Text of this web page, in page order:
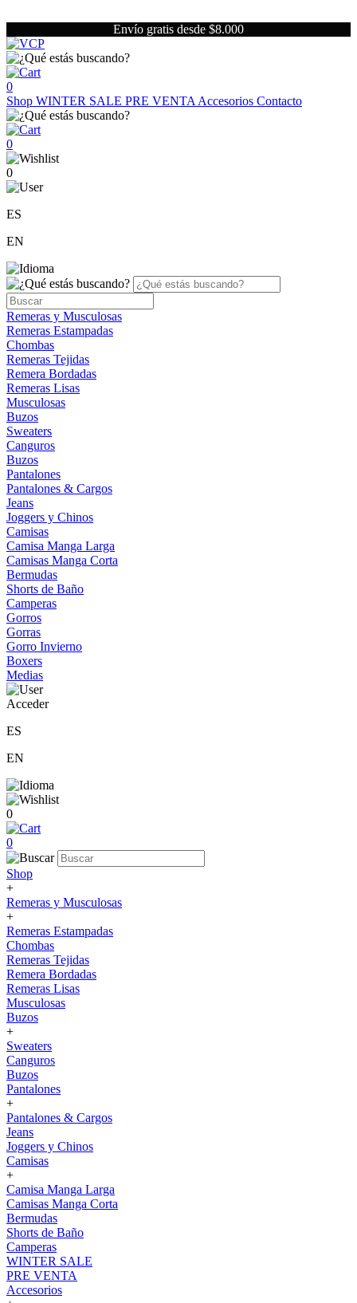
Envío gratis desde $8.000
0
Shop WINTER SALE PRE VENTA Accesorios Contacto
0
0
ES
EN
Remeras y Musculosas
Remeras Estampadas
Chombas
Remeras Tejidas
Remera Bordadas
Remeras Lisas
Musculosas
Buzos
Sweaters
Canguros
Buzos
Pantalones
Pantalones & Cargos
Jeans
Joggers y Chinos
Camisas
Camisa Manga Larga
Camisas Manga Corta
Bermudas
Shorts de Baño
Camperas
Gorros
Gorras
Gorro Invierno
Boxers
Medias
Acceder
ES
EN
0
0
Shop
+
Remeras y Musculosas
+
Remeras Estampadas
Chombas
Remeras Tejidas
Remera Bordadas
Remeras Lisas
Musculosas
Buzos
+
Sweaters
Canguros
Buzos
Pantalones
+
Pantalones & Cargos
Jeans
Joggers y Chinos
Camisas
+
Camisa Manga Larga
Camisas Manga Corta
Bermudas
Shorts de Baño
Camperas
WINTER SALE
PRE VENTA
Accesorios